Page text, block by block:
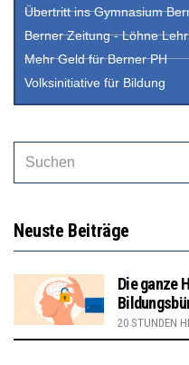
Übertritt ins Gymnasium
Berner Zeitung - Löhne
Mehr Geld für Berner PH
Volksinitiative für Bildung
Neuste Beiträge
Die ganze
20 STUNDEN